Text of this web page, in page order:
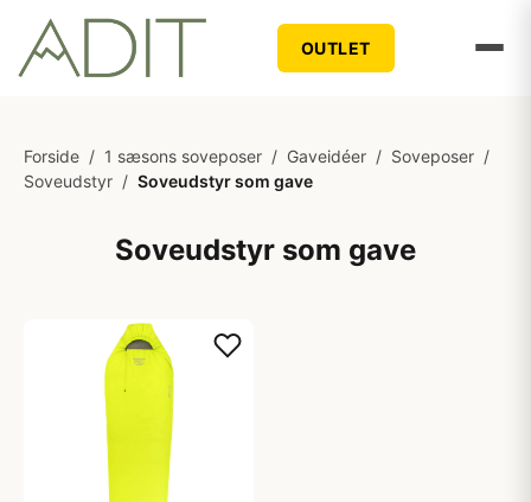
OUTLET
Forside / 1 sæsons soveposer / Gaveidéer / Soveposer /
Soveudstyr / Soveudstyr som gave
Soveudstyr som gave